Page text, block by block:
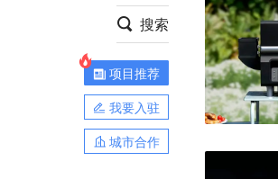
搜索
项目推荐
我要入驻
城市合作